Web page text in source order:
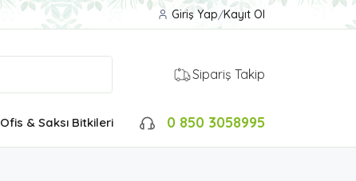
Giriş Yap/Kayıt Ol
Sipariş Takip
Ofis & Saksı Bitkileri 0 850 3058995